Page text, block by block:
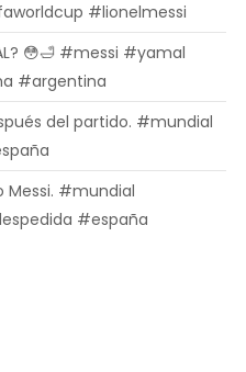
#lionelmessi
😳🛁 #messi #yamal
#argentina
del partido. #mundial
Messi. #mundial
#españa